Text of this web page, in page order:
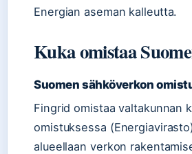
Energian aseman kalleutta.
Kuka omistaa
Suomen sähköverkon
Fingrid omistaa valtakunnan
omistuksessa
alueellaan verkon